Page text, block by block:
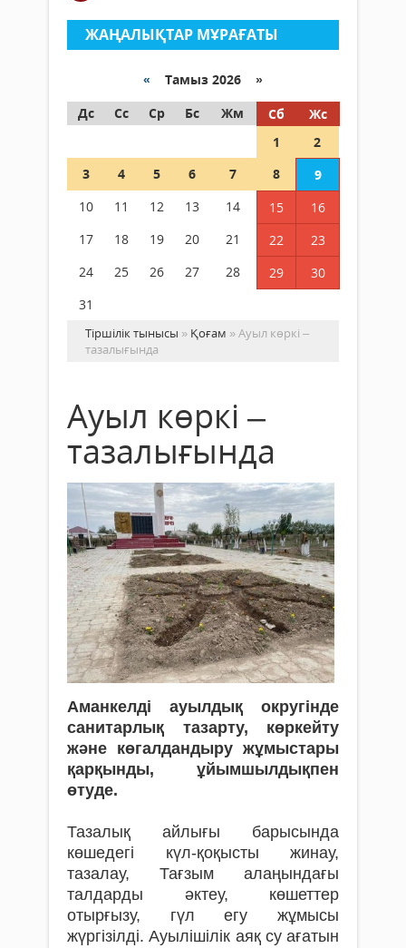
ЖАҢАЛЫҚТАР МҰРАҒАТЫ
« Тамыз 2026 »
Дс
Сс Ср Бс Жм Сб
Жс
1
2
3
4 5 6 7 8
9
10
11 12 13 14 15
16
17
18 19 20 21 22
23
24
25 26 27 28 29
30
31
Тіршілік тынысы » Қоғам » Ауыл көркі –
тазалығында
Ауыл көркі –
тазалығында
Аманкелді ауылдық округінде
санитарлық тазарту, көркейту
және көгалдандыру жұмыстары
қарқынды, ұйымшылдықпен
өтуде.
Тазалық айлығы барысында
көшедегі күл-қоқысты жинау,
тазалау, Тағзым алаңындағы
талдарды әктеу, көшеттер
отырғызу, гүл егу жұмысы
жүргізілді. Ауылішілік аяқ су ағатын